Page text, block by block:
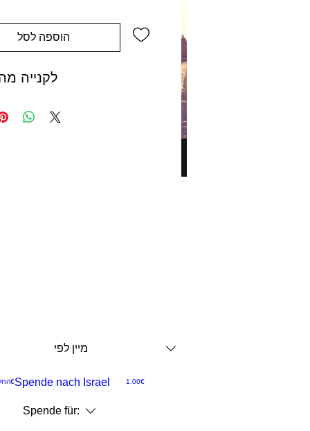
הוספה לסל
לקנייה
מיין לפי
‏37.00 ‏€Rette Israel
Spende nach Israel מחיר ‏1.00 ‏€
Spende für: